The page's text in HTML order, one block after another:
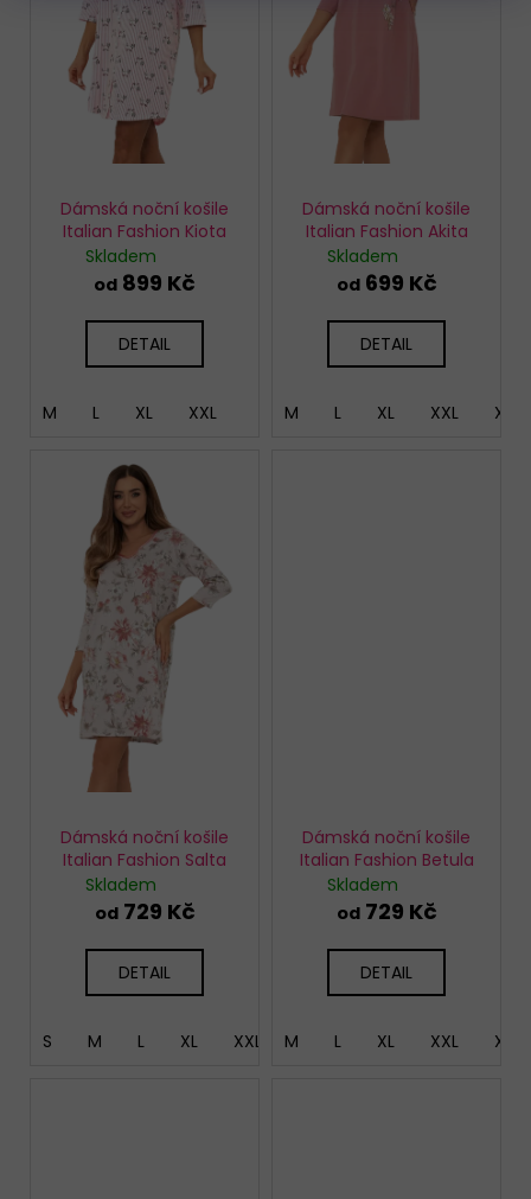
Dámská noční košile
Italian Fashion Kiota
Skladem
od 899 Kč
DETAIL
M L XL XXL
Dámská noční košile
Italian Fashion Akita
Skladem
od699 Kč
DETAIL
M L XL XXL
Dámská noční košile
Italian Fashion Salta
Skladem
od729 Kč
DETAIL
S M L XL XXL XXXL
Dámská noční košile
Italian Fashion Betula
Skladem
od729 Kč
DETAIL
M L XL XXL